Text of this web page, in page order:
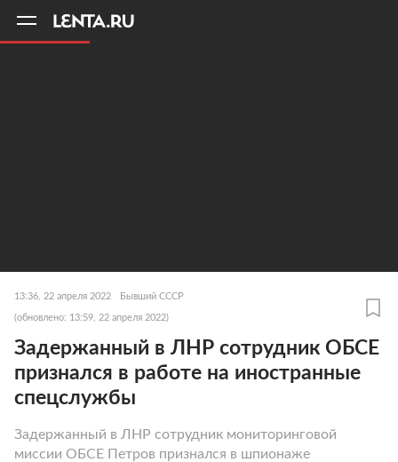
13:36, 22 апреля 2022 Бывший СССР
(обновлено: 13:59, 22 апреля 2022)
Задержанный в ЛНР сотрудник ОБСЕ
признался в работе на иностранные
спецслужбы
Задержанный в ЛНР сотрудник мониторинговой
миссии ОБСЕ Петров признался в шпионаже